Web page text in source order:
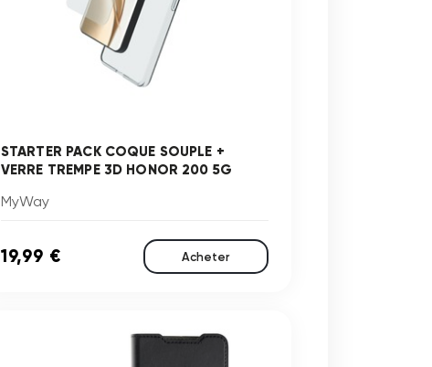
STARTER PACK COQUE SOUPLE +
VERRE TREMPE 3D HONOR 200 5G
MyWay
19,99 € Acheter